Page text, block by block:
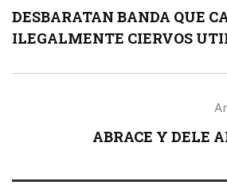
DESBARATAN BANDA QUE
ILEGALMENTE CIERVOS
ABRACE Y DELE